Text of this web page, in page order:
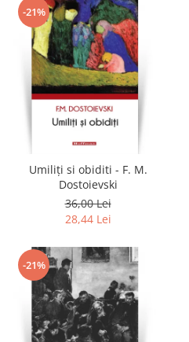
-21%
Umiliți si obiditi - F. M.
Dostoievski
36,00 Lei
28,44 Lei
-21%